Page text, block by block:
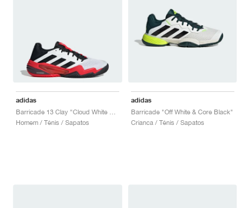
adidas
Homem / Ténis / Sapatos
adidas
Barricade "Off White & Core Black"
Crianca / Ténis / Sapatos